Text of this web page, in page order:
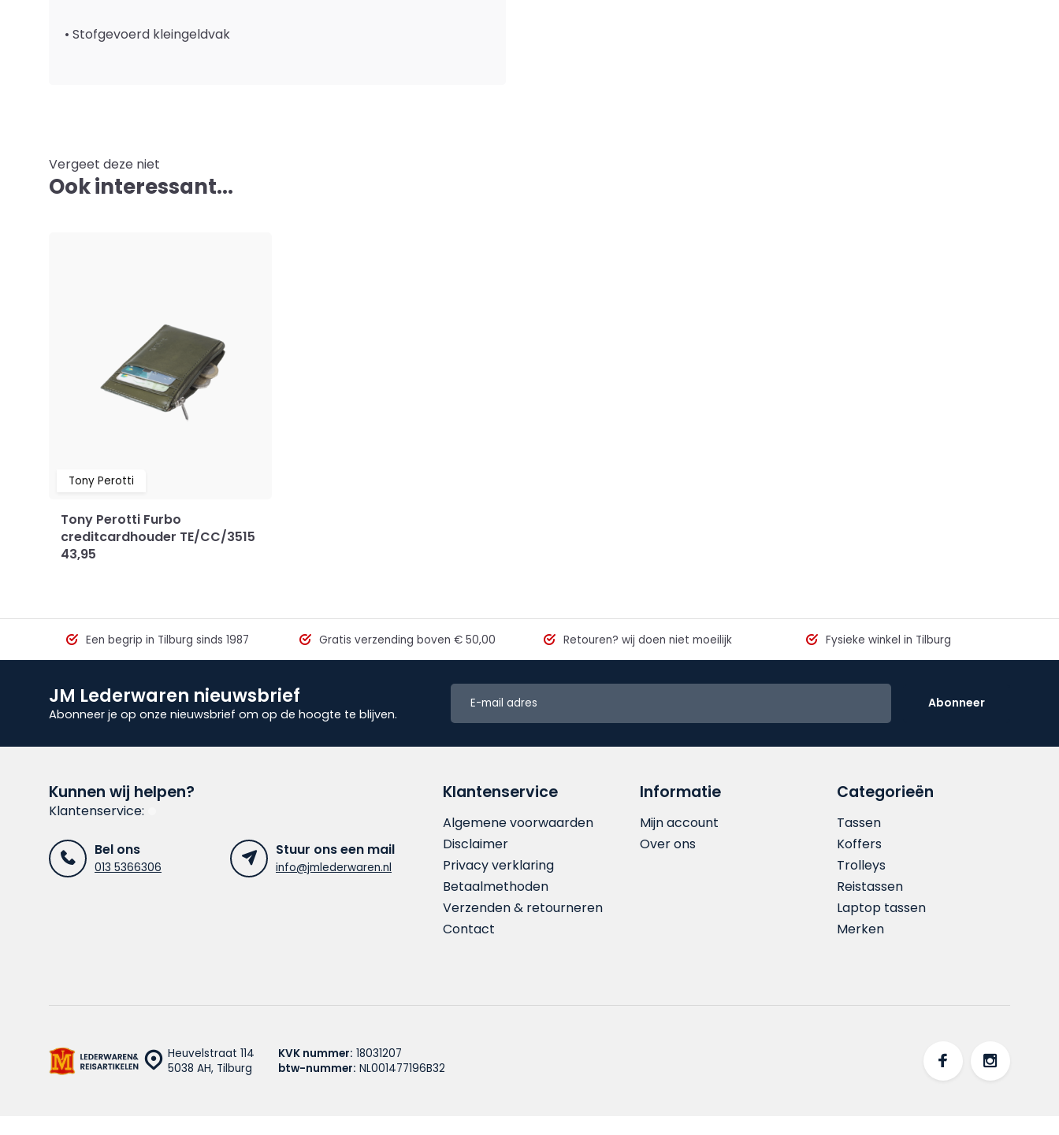
• Stofgevoerd kleingeldvak
Vergeet deze niet
Ook interessant...
Tony Perotti
Tony Perotti Furbo
creditcardhouder TE/CC/3515
43,95
Een begrip in Tilburg sinds 1987 Gratis verzending boven € 50,00 Retouren? wij doen niet moeilijk Fysieke winkel in Tilburg
JM Lederwaren nieuwsbrief
Abonneer je op onze nieuwsbrief om op de hoogte te blijven.
Abonneer
Kunnen wij helpen?
Klantenservice:
Bel ons
013 5366306
Stuur ons een mail
info@jmlederwaren.nl
Klantenservice
Algemene voorwaarden
Disclaimer
Privacy verklaring
Betaalmethoden
Verzenden & retourneren
Contact
Informatie
Mijn account
Over ons
Categorieën
Tassen
Koffers
Trolleys
Reistassen
Laptop tassen
Merken
Heuvelstraat 114
5038 AH, Tilburg
KVK nummer: 18031207
btw-nummer: NL001477196B32